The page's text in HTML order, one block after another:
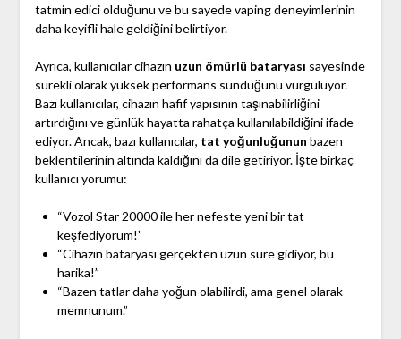
tatmin edici olduğunu ve bu sayede vaping deneyimlerinin
daha keyifli hale geldiğini belirtiyor.
Ayrıca, kullanıcılar cihazın uzun ömürlü bataryası sayesinde
sürekli olarak yüksek performans sunduğunu vurguluyor.
Bazı kullanıcılar, cihazın hafif yapısının taşınabilirliğini
artırdığını ve günlük hayatta rahatça kullanılabildiğini ifade
ediyor. Ancak, bazı kullanıcılar, tat yoğunluğunun bazen
beklentilerinin altında kaldığını da dile getiriyor. İşte birkaç
kullanıcı yorumu:
“Vozol Star 20000 ile her nefeste yeni bir tat
keşfediyorum!”
“Cihazın bataryası gerçekten uzun süre gidiyor, bu
harika!”
“Bazen tatlar daha yoğun olabilirdi, ama genel olarak
memnunum.”